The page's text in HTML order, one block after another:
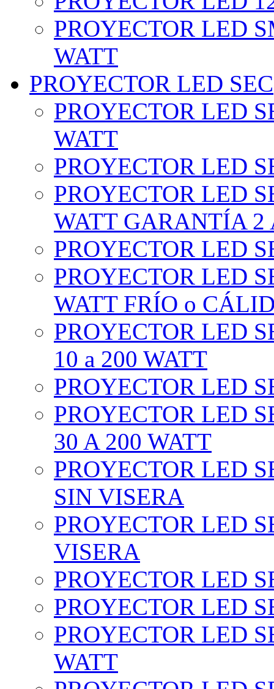
PROYECTOR LED
WATT
PROYECTOR LED SEC
PROYECTOR LED
WATT
PROYECTOR LED
PROYECTOR LED
WATT GARANTÍA 2
PROYECTOR LED
PROYECTOR LED
WATT FRÍO o
PROYECTOR LED
10 a 200 WATT
PROYECTOR LED
PROYECTOR LED
30 A 200 WATT
PROYECTOR LED
SIN VISERA
PROYECTOR LED
VISERA
PROYECTOR LED
PROYECTOR LED
PROYECTOR LED
WATT